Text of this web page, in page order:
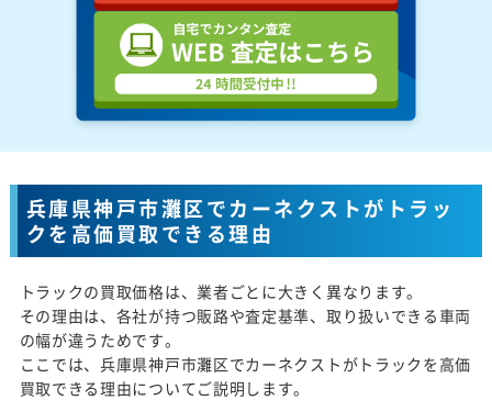
兵庫県神戸市灘区でカーネクストがトラッ
クを高価買取できる理由
トラックの買取価格は、業者ごとに大きく異なります。
その理由は、各社が持つ販路や査定基準、取り扱いできる車両
の幅が違うためです。
ここでは、兵庫県神戸市灘区でカーネクストがトラックを高価
買取できる理由についてご説明します。